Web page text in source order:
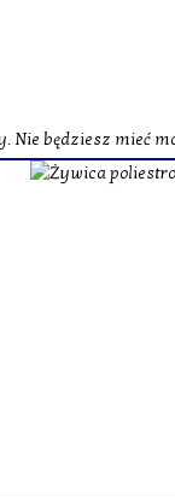
Nie będziesz mieć